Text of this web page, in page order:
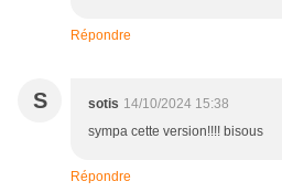
Répondre
S sotis 14/10/2024 15:38
sympa cette version!!!! bisous
Répondre